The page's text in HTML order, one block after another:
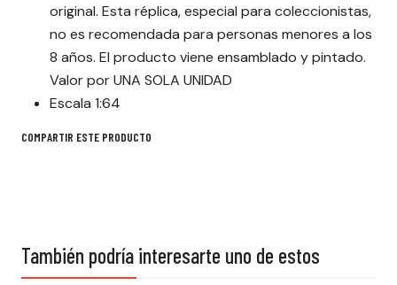
original. Esta réplica, especial para coleccionistas,
no es recomendada para personas menores a los
8 años. El producto viene ensamblado y pintado.
Valor por UNA SOLA UNIDAD
Escala 1:64
COMPARTIR ESTE PRODUCTO
También podría interesarte uno de estos